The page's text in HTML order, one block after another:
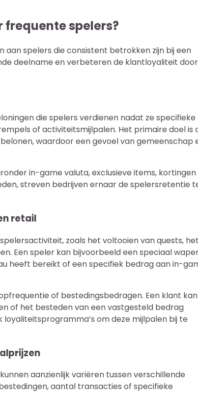
spelers?
aan spelers die consistent betrokken zijn bij een
deelname en verbeteren de klantloyaliteit door
die spelers verdienen nadat ze specifieke
of activiteitsmijlpalen. Het primaire doel is
waardoor een gevoel van gemeenschap
in-game valuta, exclusieve items, kortingen
streven bedrijven ernaar de spelersretentie
retail
zoals het voltooien van quests, het
Een speler kan bijvoorbeeld een speciaal
heeft bereikt of een specifiek bedrag aan in-
of bestedingsbedragen. Een klant kan
of het besteden van een vastgesteld bedrag
om deze mijlpalen bij te
aanzienlijk variëren tussen verschillende
aantal transacties of specifieke